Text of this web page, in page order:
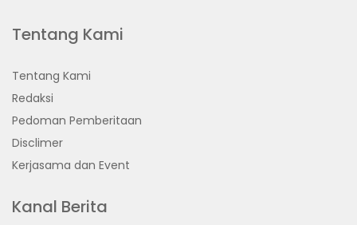
Tentang Kami
Tentang Kami
Redaksi
Pedoman Pemberitaan
Disclimer
Kerjasama dan Event
Kanal Berita